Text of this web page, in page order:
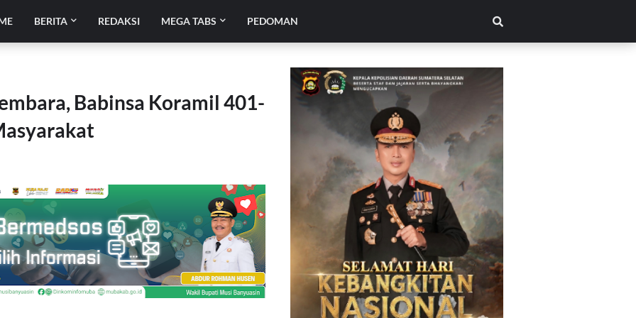
BERITA REDAKSI MEGA TABS PEDOMAN
Babinsa Koramil 401-